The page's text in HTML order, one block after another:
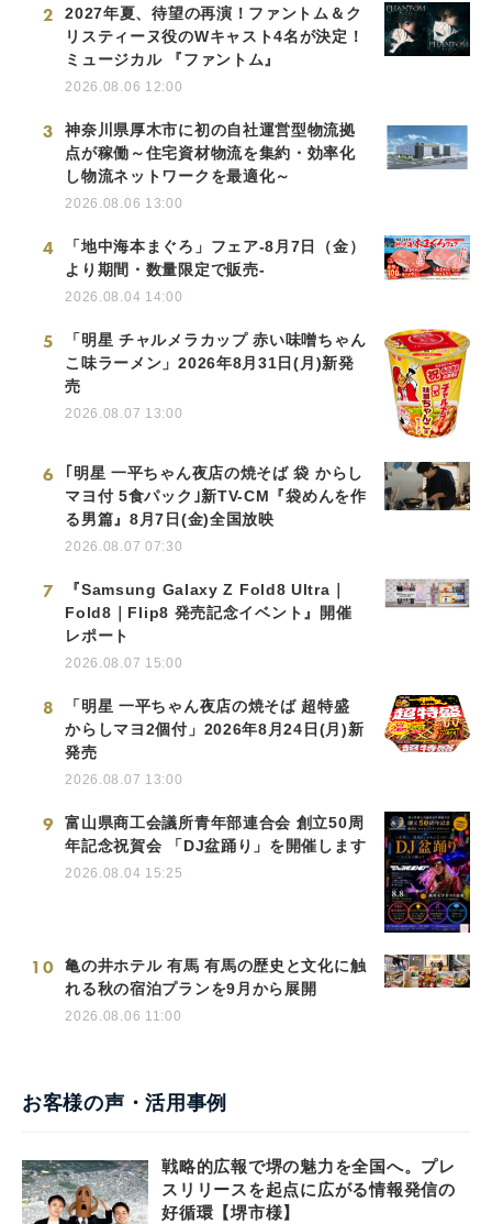
2
2027年夏、待望の再演！ファントム＆ク
リスティーヌ役のWキャスト4名が決定！
ミュージカル 『ファントム』
2026.08.06 12:00
3
神奈川県厚木市に初の自社運営型物流拠
点が稼働～住宅資材物流を集約・効率化
し物流ネットワークを最適化～
2026.08.06 13:00
4
「地中海本まぐろ」フェア-8月7日（金）
より期間・数量限定で販売-
2026.08.04 14:00
5
「明星 チャルメラカップ 赤い味噌ちゃん
こ味ラーメン」2026年8月31日(月)新発
売
2026.08.07 13:00
6
｢明星 一平ちゃん夜店の焼そば 袋 からし
マヨ付 5食パック｣新TV-CM『袋めんを作
る男篇』8月7日(金)全国放映
2026.08.07 07:30
7
『Samsung Galaxy Z Fold8 Ultra｜
Fold8｜Flip8 発売記念イベント』開催
レポート
2026.08.07 15:00
8
「明星 一平ちゃん夜店の焼そば 超特盛
からしマヨ2個付」2026年8月24日(月)新
発売
2026.08.07 13:00
9
富山県商工会議所青年部連合会 創立50周
年記念祝賀会 「DJ盆踊り」を開催します
2026.08.04 15:25
10
亀の井ホテル 有馬 有馬の歴史と文化に触
れる秋の宿泊プランを9月から展開
2026.08.06 11:00
お客様の声・活用事例
戦略的広報で堺の魅力を全国へ。プレ
スリリースを起点に広がる情報発信の
好循環【堺市様】